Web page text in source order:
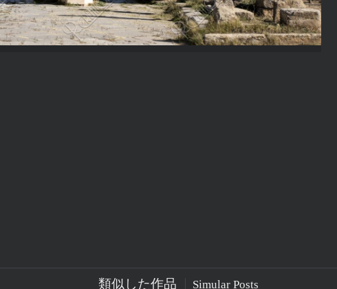
類似した作品 Simular Posts